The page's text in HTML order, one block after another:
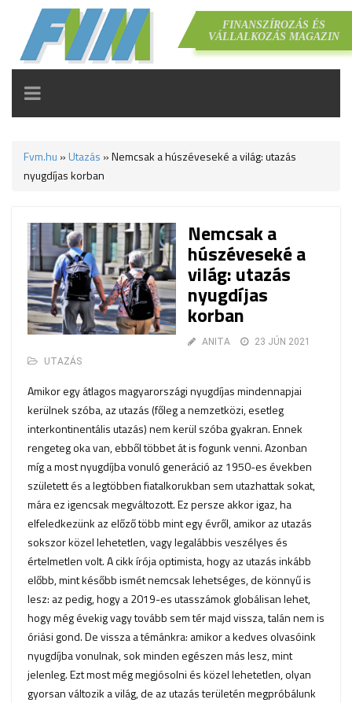
FINANSZÍROZÁS ÉS
VÁLLALKOZÁS MAGAZIN
TOGGLE
NAVIGATION
Fvm.hu » Utazás »Nemcsak a húszéveseké a világ: utazás
nyugdíjas korban
Nemcsak a
húszéveseké a
világ: utazás
nyugdíjas
korban
ANITA
23 JÚN 2021
UTAZÁS
Amikor egy átlagos magyarországi nyugdíjas mindennapjai
kerülnek szóba, az utazás (főleg a nemzetközi, esetleg
interkontinentális utazás) nem kerül szóba gyakran. Ennek
rengeteg oka van, ebből többet át is fogunk venni. Azonban
míg a most nyugdíjba vonuló generáció az 1950-es években
született és a legtöbben fiatalkorukban sem utazhattak sokat,
mára ez igencsak megváltozott. Ez persze akkor igaz, ha
elfeledkezünk az előző több mint egy évről, amikor az utazás
sokszor közel lehetetlen, vagy legalábbis veszélyes és
értelmetlen volt. A cikk írója optimista, hogy az utazás inkább
előbb, mint később ismét nemcsak lehetséges, de könnyű is
lesz: az pedig, hogy a 2019-es utasszámok globálisan lehet,
hogy még évekig vagy tovább sem tér majd vissza, talán nem is
óriási gond. De vissza a témánkra: amikor a kedves olvasóink
nyugdíjba vonulnak, sok minden egészen más lesz, mint
jelenleg. Ezt most még megjósolni és közel lehetetlen, olyan
gyorsan változik a világ, de az utazás területén megpróbálunk